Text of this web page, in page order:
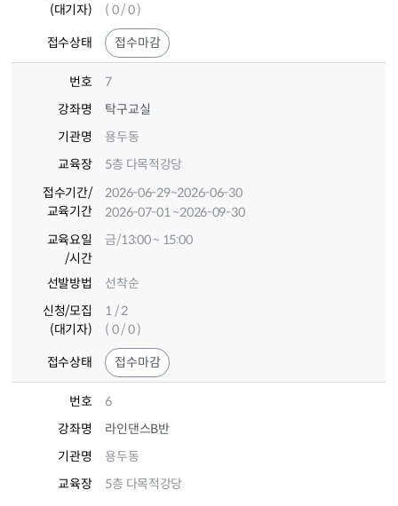
(대기자)
( 0 / 0 )
접수상태 접수마감
번호
7
강좌명
탁구교실
기관명
용두동
교육장
5층 다목적강당
접수기간/
교육기간
2026-06-29~2026-06-30
2026-07-01 ~2026-09-30
교육요일
/시간
금/13:00 ~ 15:00
선발방법
선착순
신청/모집
(대기자)
1 / 2
( 0 / 0 )
접수상태 접수마감
번호
6
강좌명
라인댄스B반
기관명
용두동
교육장
5층 다목적강당